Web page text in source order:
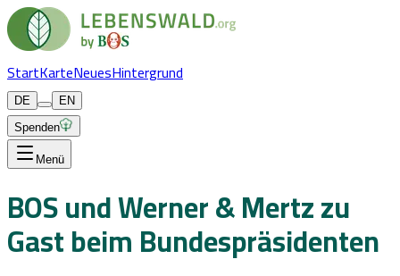
StartKarteNeuesHintergrund
DE
EN
Spenden
Menü
BOS und Werner & Mertz zu
Gast beim Bundespräsidenten